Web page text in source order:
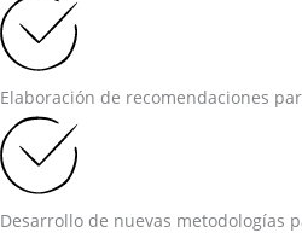
Elaboración de recomendaciones
Desarrollo de nuevas metodologías